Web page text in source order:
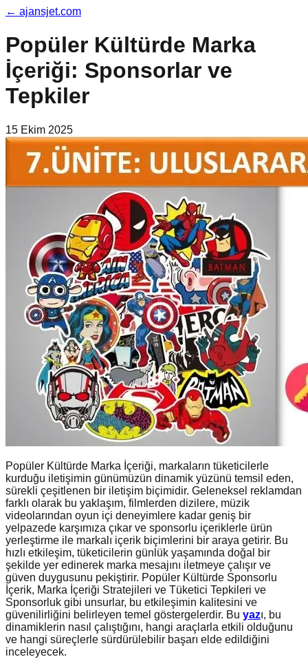
← ajansjet.com
Popüler Kültürde Marka
İçeriği: Sponsorlar ve
Tepkiler
15 Ekim 2025
Popüler Kültürde Marka İçeriği, markaların tüketicilerle
kurduğu iletişimin günümüzün dinamik yüzünü temsil eden,
sürekli çeşitlenen bir iletişim biçimidir. Geleneksel reklamdan
farklı olarak bu yaklaşım, filmlerden dizilere, müzik
videolarından oyun içi deneyimlere kadar geniş bir
yelpazede karşımıza çıkar ve sponsorlu içeriklerle ürün
yerleştirme ile markalı içerik biçimlerini bir araya getirir. Bu
hızlı etkileşim, tüketicilerin günlük yaşamında doğal bir
şekilde yer edinerek marka mesajını iletmeye çalışır ve
güven duygusunu pekiştirir. Popüler Kültürde Sponsorlu
İçerik, Marka İçeriği Stratejileri ve Tüketici Tepkileri ve
Sponsorluk gibi unsurlar, bu etkileşimin kalitesini ve
güvenilirliğini belirleyen temel göstergelerdir. Bu yazı, bu
dinamiklerin nasıl çalıştığını, hangi araçlarla etkili olduğunu
ve hangi süreçlerle sürdürülebilir başarı elde edildiğini
inceleyecek.